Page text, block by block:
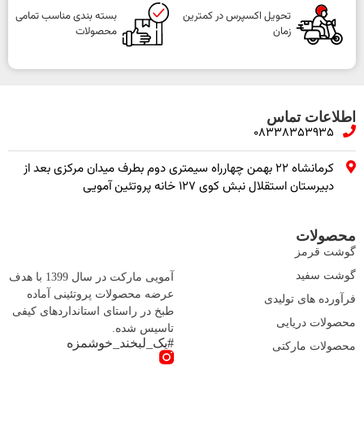
تحویل اکسپرس در کمترین
زمان
بسته بندی مناسب تمامی
محصولات
اطلاعات تماس
08338353935
کرمانشاه ۲۲ بهمن چهارراه سیمتری دوم بطرف میدان مرکزی بعد از
دبیرستان استقلال نبش کوی ۱۲۷ خانه پروتئین آمویی
محصولات
گوشت قرمز
گوشت سفید
فرآورده های تولیدی
محصولات دریایی
محصولات مارکتی
آمویی مارکت در سال 1399 با هدف
عرضه محصولات پروتئینی آماده
طبخ در راستای استانداردهای کیفی
تاسیس شده.
#یک_لبخند_خوشمزه